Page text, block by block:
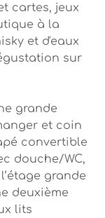
cartes, jeux
à la
et d'eaux
sur
grande
et coin
convertible
douche/WC,
grande
deuxième
lits